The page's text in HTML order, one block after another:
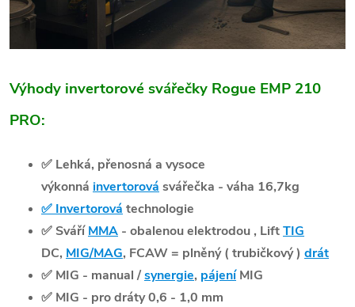
Výhody invertorové svářečky Rogue EMP 210
PRO:
✅ Lehká, přenosná a vysoce
výkonná invertorová svářečka - váha 16,7kg
✅ Invertorová technologie
✅ SváříMMA - obalenou elektrodou , LiftTIG
DC, MIG/MAG, FCAW = plněný ( trubičkový ) drát
✅ MIG - manual /synergie, pájeníMIG
✅ MIG - pro dráty 0,6 - 1,0 mm